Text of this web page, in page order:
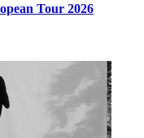
Tour 2026